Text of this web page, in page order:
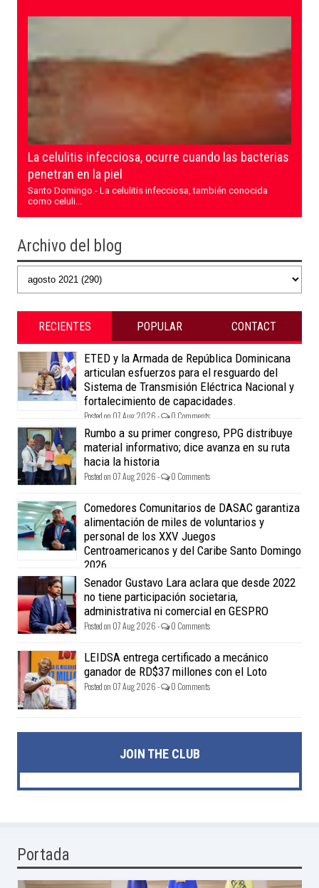
La celulitis infecciosa, ocurre cuando las bacterias
penetran en la piel
Santo Domingo.- La celulitis infecciosa, también conocida
como celuli...
Archivo del blog
RECIENTES POPULAR CONTACT
ETED y la Armada de República Dominicana
articulan esfuerzos para el resguardo del
Sistema de Transmisión Eléctrica Nacional y
fortalecimiento de capacidades.
Posted on 07 Aug 2026 - 0 Comments
Rumbo a su primer congreso, PPG distribuye
material informativo; dice avanza en su ruta
hacia la historia
Posted on 07 Aug 2026 - 0 Comments
Comedores Comunitarios de DASAC garantiza
alimentación de miles de voluntarios y
personal de los XXV Juegos
Centroamericanos y del Caribe Santo Domingo
2026
Posted on 07 Aug 2026 - 0 Comments
Senador Gustavo Lara aclara que desde 2022
no tiene participación societaria,
administrativa ni comercial en GESPRO
Posted on 07 Aug 2026 - 0 Comments
LEIDSA entrega certificado a mecánico
ganador de RD$37 millones con el Loto
Posted on 07 Aug 2026 - 0 Comments
JOIN THE CLUB
Portada